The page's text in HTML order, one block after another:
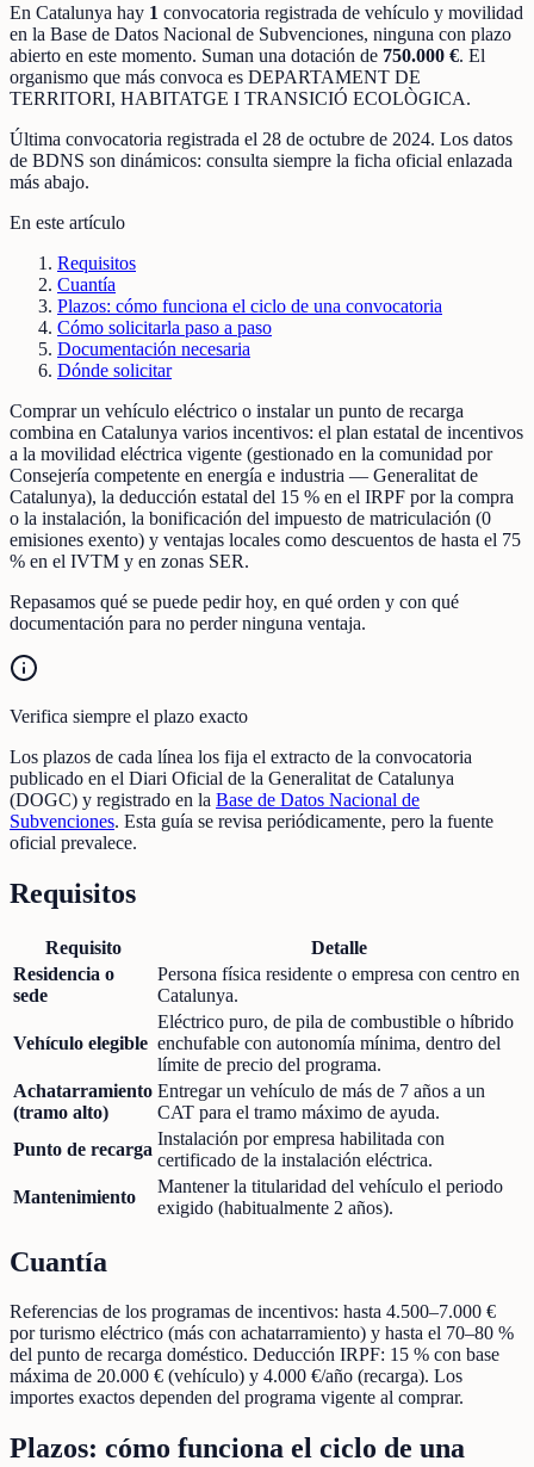
En Catalunya hay 1 convocatoria registrada de vehículo y movilidad
en la Base de Datos Nacional de Subvenciones, ninguna con plazo
abierto en este momento. Suman una dotación de 750.000 €. El
organismo que más convoca es DEPARTAMENT DE
TERRITORI, HABITATGE I TRANSICIÓ ECOLÒGICA.
Última convocatoria registrada el 28 de octubre de 2024. Los datos
de BDNS son dinámicos: consulta siempre la ficha oficial enlazada
más abajo.
En este artículo
Requisitos
Cuantía
Plazos: cómo funciona el ciclo de una convocatoria
Cómo solicitarla paso a paso
Documentación necesaria
Dónde solicitar
Comprar un vehículo eléctrico o instalar un punto de recarga
combina en Catalunya varios incentivos: el plan estatal de incentivos
a la movilidad eléctrica vigente (gestionado en la comunidad por
Consejería competente en energía e industria — Generalitat de
Catalunya), la deducción estatal del 15 % en el IRPF por la compra
o la instalación, la bonificación del impuesto de matriculación (0
emisiones exento) y ventajas locales como descuentos de hasta el 75
% en el IVTM y en zonas SER.
Repasamos qué se puede pedir hoy, en qué orden y con qué
documentación para no perder ninguna ventaja.
Verifica siempre el plazo exacto
Los plazos de cada línea los fija el extracto de la convocatoria
publicado en el Diari Oficial de la Generalitat de Catalunya
(DOGC) y registrado en la Base de Datos Nacional de
Subvenciones. Esta guía se revisa periódicamente, pero la fuente
oficial prevalece.
Requisitos
Requisito
Detalle
Residencia o
sede
Persona física residente o empresa con centro en
Catalunya.
Vehículo elegible
Eléctrico puro, de pila de combustible o híbrido
enchufable con autonomía mínima, dentro del
límite de precio del programa.
Achatarramiento
(tramo alto)
Entregar un vehículo de más de 7 años a un
CAT para el tramo máximo de ayuda.
Punto de recarga
Instalación por empresa habilitada con
certificado de la instalación eléctrica.
Mantenimiento
Mantener la titularidad del vehículo el periodo
exigido (habitualmente 2 años).
Cuantía
Referencias de los programas de incentivos: hasta 4.500–7.000 €
por turismo eléctrico (más con achatarramiento) y hasta el 70–80 %
del punto de recarga doméstico. Deducción IRPF: 15 % con base
máxima de 20.000 € (vehículo) y 4.000 €/año (recarga). Los
importes exactos dependen del programa vigente al comprar.
Plazos: cómo funciona el ciclo de una